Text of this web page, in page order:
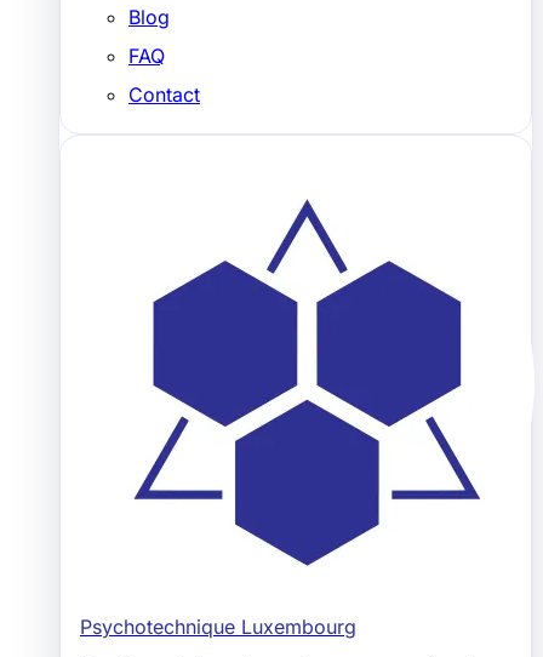
Blog
FAQ
Contact
Psychotechnique Luxembourg